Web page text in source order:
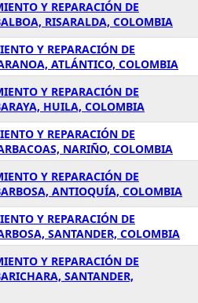
Y REPARACIÓN DE
RISARALDA, COLOMBIA
Y REPARACIÓN DE
ATLÁNTICO, COLOMBIA
Y REPARACIÓN DE
HUILA, COLOMBIA
Y REPARACIÓN DE
NARIÑO, COLOMBIA
Y REPARACIÓN DE
ANTIOQUÍA, COLOMBIA
Y REPARACIÓN DE
SANTANDER, COLOMBIA
Y REPARACIÓN DE
SANTANDER,